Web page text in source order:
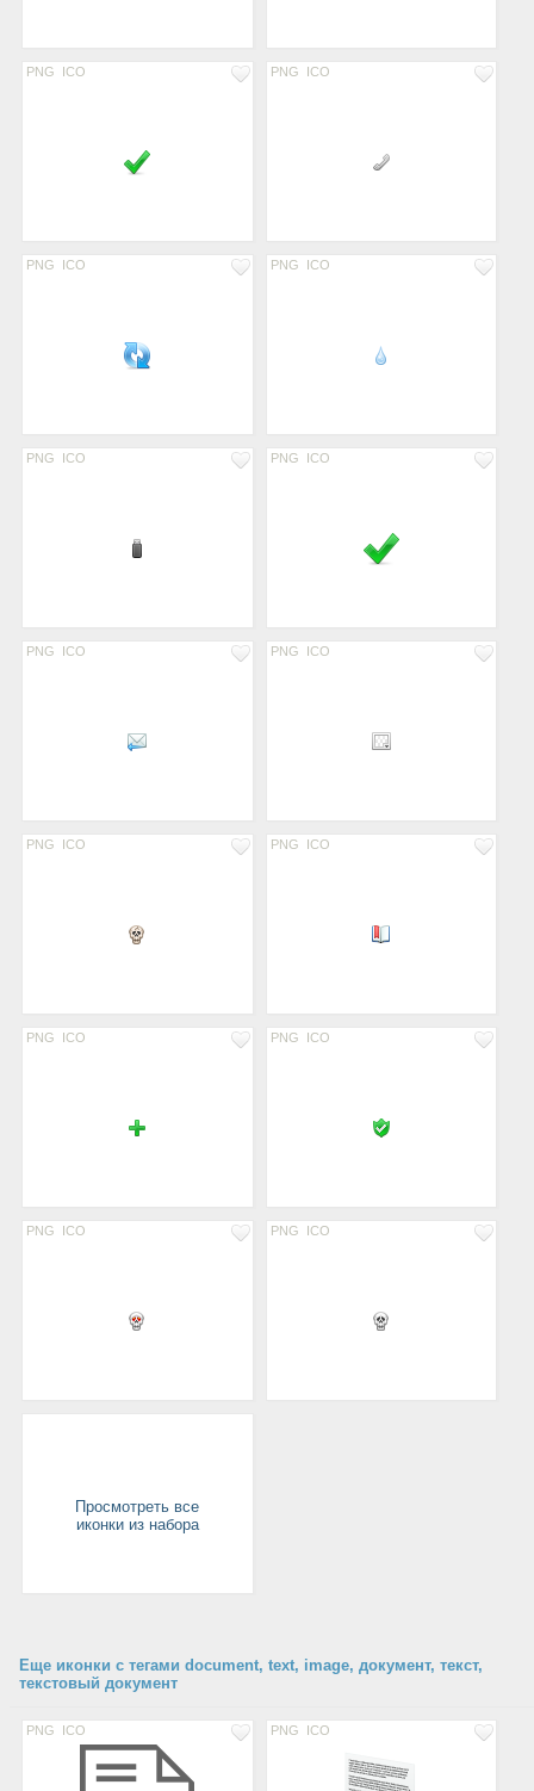
PNG ICO PNG ICO
PNG ICO PNG ICO
PNG ICO PNG ICO
PNG ICO PNG ICO
PNG ICO PNG ICO
PNG ICO PNG ICO
PNG ICO PNG ICO
Просмотреть все
иконки из набора
Еще иконки с тегами document, text, image, документ, текст,
текстовый документ
PNG ICO PNG ICO